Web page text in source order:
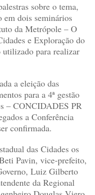
sobre o tema,
dois seminários
da Metrópole – O
e Exploração do
para realizar
a eleição das
para a 4ª gestão
– CONCIDADES PR
a Conferência
confirmada.
das Cidades os
Pavin, vice-prefeito,
Luiz Gilberto
da Regional